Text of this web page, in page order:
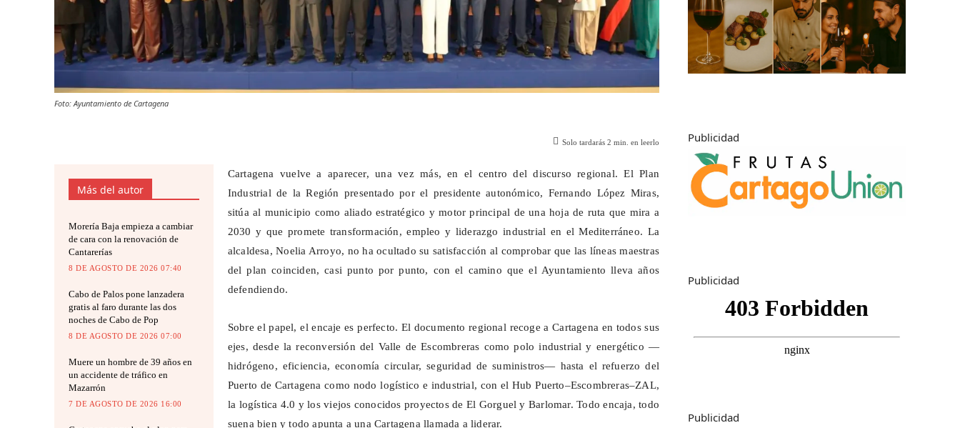
Foto: Ayuntamiento de Cartagena
Solo tardarás2 min. en leerlo
Más del autor
Morería Baja empieza a cambiar
de cara con la renovación de
Cantarerías
8 DE AGOSTO DE 2026 07:40
Cabo de Palos pone lanzadera
gratis al faro durante las dos
noches de Cabo de Pop
8 DE AGOSTO DE 2026 07:00
Muere un hombre de 39 años en
un accidente de tráfico en
Mazarrón
7 DE AGOSTO DE 2026 16:00
Cartagena vuelve a aparecer, una vez más, en el centro del discurso regional. El Plan
Industrial de la Región presentado por el presidente autonómico, Fernando López Miras,
sitúa al municipio como aliado estratégico y motor principal de una hoja de ruta que mira a
2030 y que promete transformación, empleo y liderazgo industrial en el Mediterráneo. La
alcaldesa, Noelia Arroyo, no ha ocultado su satisfacción al comprobar que las líneas maestras
del plan coinciden, casi punto por punto, con el camino que el Ayuntamiento lleva años
defendiendo.
Sobre el papel, el encaje es perfecto. El documento regional recoge a Cartagena en todos sus
ejes, desde la reconversión del Valle de Escombreras como polo industrial y energético —
hidrógeno, eficiencia, economía circular, seguridad de suministros— hasta el refuerzo del
Puerto de Cartagena como nodo logístico e industrial, con elHub Puerto–Escombreras–ZAL,
la logística 4.0 y los viejos conocidos proyectos de El Gorguel yBarlomar. Todo encaja, todo
suena bien y todo apunta a una Cartagena llamada a liderar.
Publicidad
Publicidad
Publicidad